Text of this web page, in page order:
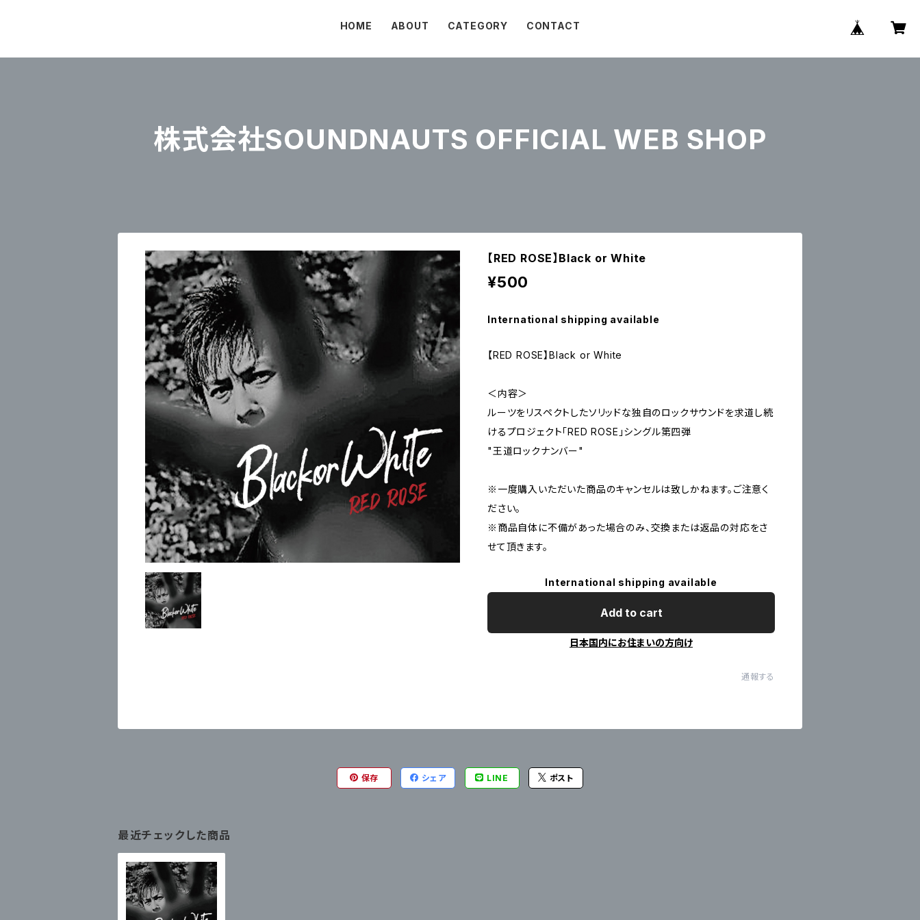
HOME ABOUT CATEGORY CONTACT
株式会社SOUNDNAUTS OFFICIAL WEB SHOP
【RED ROSE】Black or White
¥500
International shipping available
【RED ROSE】Black or White
＜内容＞
ルーツをリスペクトしたソリッドな独自のロックサウンドを求道し続
けるプロジェクト「RED ROSE」シングル第四弾
"王道ロックナンバー"
※一度購入いただいた商品のキャンセルは致しかねます。ご注意く
ださい。
※商品自体に不備があった場合のみ、交換または返品の対応をさ
せて頂きます。
International shipping available
Add to cart
日本国内にお住まいの方向け
通報する
保存 シェア LINE ポスト
最近チェックした商品